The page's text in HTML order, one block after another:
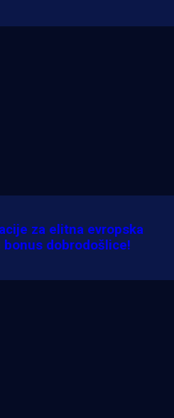
za elitna evropska
dobrodošlice!